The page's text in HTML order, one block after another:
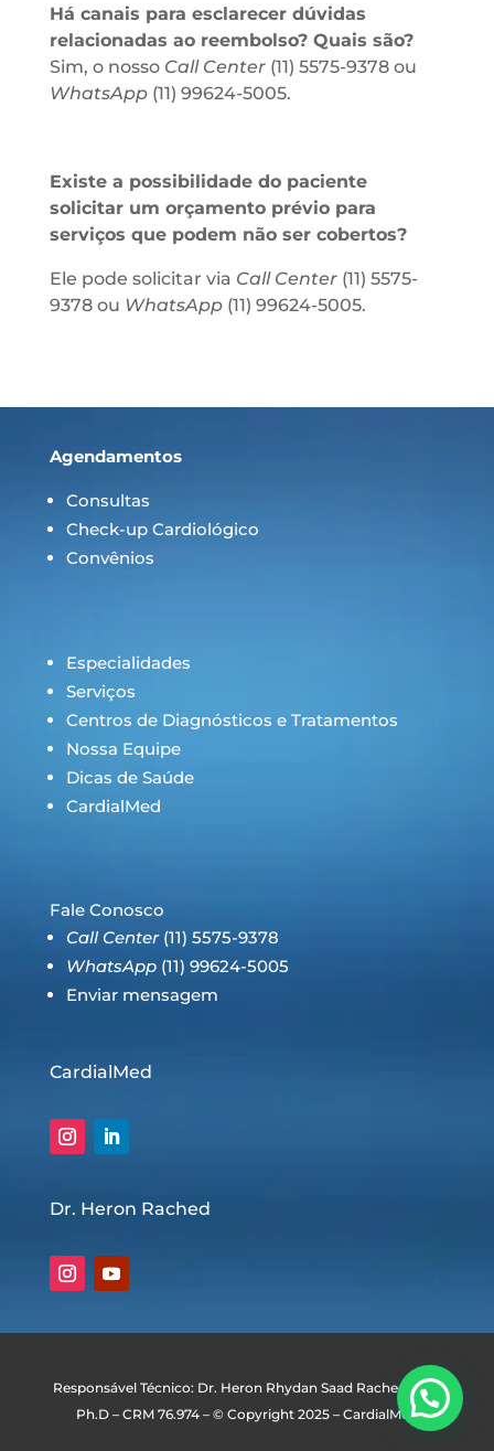
Há canais para esclarecer dúvidas
relacionadas ao reembolso? Quais são?
Sim, o nosso Call Center(11) 5575-9378 ou
WhatsApp(11) 99624-5005.
Existe a possibilidade do paciente
solicitar um orçamento prévio para
serviços que podem não ser cobertos?
Ele pode solicitar via Call Center(11) 5575-
9378 ou WhatsApp(11) 99624-5005.
Agendamentos
Consultas
Check-up Cardiológico
Convênios
Especialidades
Serviços
Centros de Diagnósticos e Tratamentos
Nossa Equipe
Dicas de Saúde
CardialMed
Fale Conosco
Call Center(11) 5575-9378
WhatsApp (11) 99624-5005
Enviar mensagem
CardialMed
Dr. Heron Rached
Responsável Técnico: Dr. Heron Rhydan Saad Rached, MD,
Ph.D – CRM 76.974 – © Copyright 2025 – CardialMed